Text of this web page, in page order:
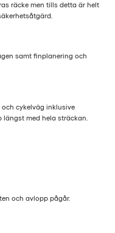
räcke men tills detta är helt
samt finplanering och
cykelväg inklusive
med hela sträckan.
och avlopp pågår.